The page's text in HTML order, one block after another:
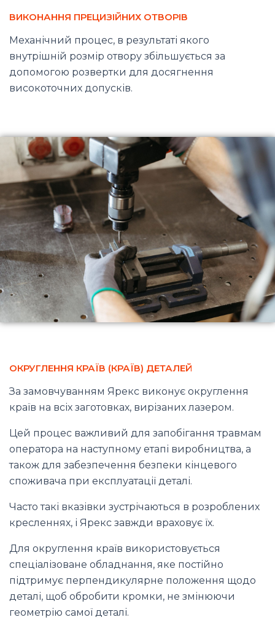
ВИКОНАННЯ ПРЕЦИЗІЙНИХ ОТВОРІВ
Механічний процес, в результаті якого
внутрішній розмір отвору збільшується за
допомогою розвертки для досягнення
високоточних допусків.
ОКРУГЛЕННЯ КРАЇВ (КРАЇВ) ДЕТАЛЕЙ
За замовчуванням Ярекс виконує округлення
країв на всіх заготовках, вирізаних лазером.
Цей процес важливий для запобігання травмам
оператора на наступному етапі виробництва, а
також для забезпечення безпеки кінцевого
споживача при експлуатації деталі.
Часто такі вказівки зустрічаються в розроблених
кресленнях, і Ярекс завжди враховує їх.
Для округлення країв використовується
спеціалізоване обладнання, яке постійно
підтримує перпендикулярне положення щодо
деталі, щоб обробити кромки, не змінюючи
геометрію самої деталі.